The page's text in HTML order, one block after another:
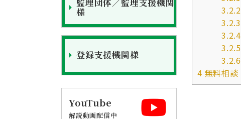
3.2.2
3.2.3
3.2.4
3.2.5
3.2.6
4 無料相談
様
登録支援機関様
YouTube
解説動画配信中